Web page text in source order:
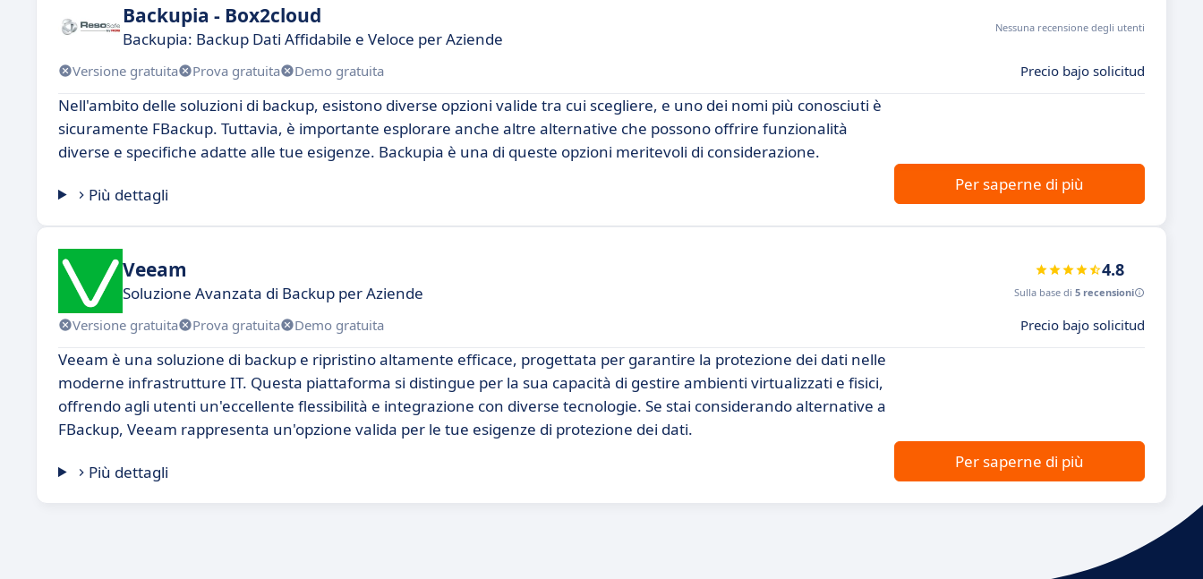
Backupia - Box2cloud
Backupia: Backup Dati Affidabile e Veloce per Aziende
Nessuna recensione degli utenti
Versione gratuita Prova gratuita Demo gratuita Precio bajo solicitud
Nell'ambito delle soluzioni di backup, esistono diverse opzioni valide tra cui scegliere, e uno dei nomi più conosciuti è
sicuramente FBackup. Tuttavia, è importante esplorare anche altre alternative che possono offrire funzionalità
diverse e specifiche adatte alle tue esigenze. Backupia è una di queste opzioni meritevoli di considerazione.
Più dettagli
Per saperne di più
Veeam
Soluzione Avanzata di Backup per Aziende
4.8
Sulla base di 5 recensioni
Versione gratuita Prova gratuita Demo gratuita Precio bajo solicitud
Veeam è una soluzione di backup e ripristino altamente efficace, progettata per garantire la protezione dei dati nelle
moderne infrastrutture IT. Questa piattaforma si distingue per la sua capacità di gestire ambienti virtualizzati e fisici,
offrendo agli utenti un'eccellente flessibilità e integrazione con diverse tecnologie. Se stai considerando alternative a
FBackup, Veeam rappresenta un'opzione valida per le tue esigenze di protezione dei dati.
Più dettagli
Per saperne di più